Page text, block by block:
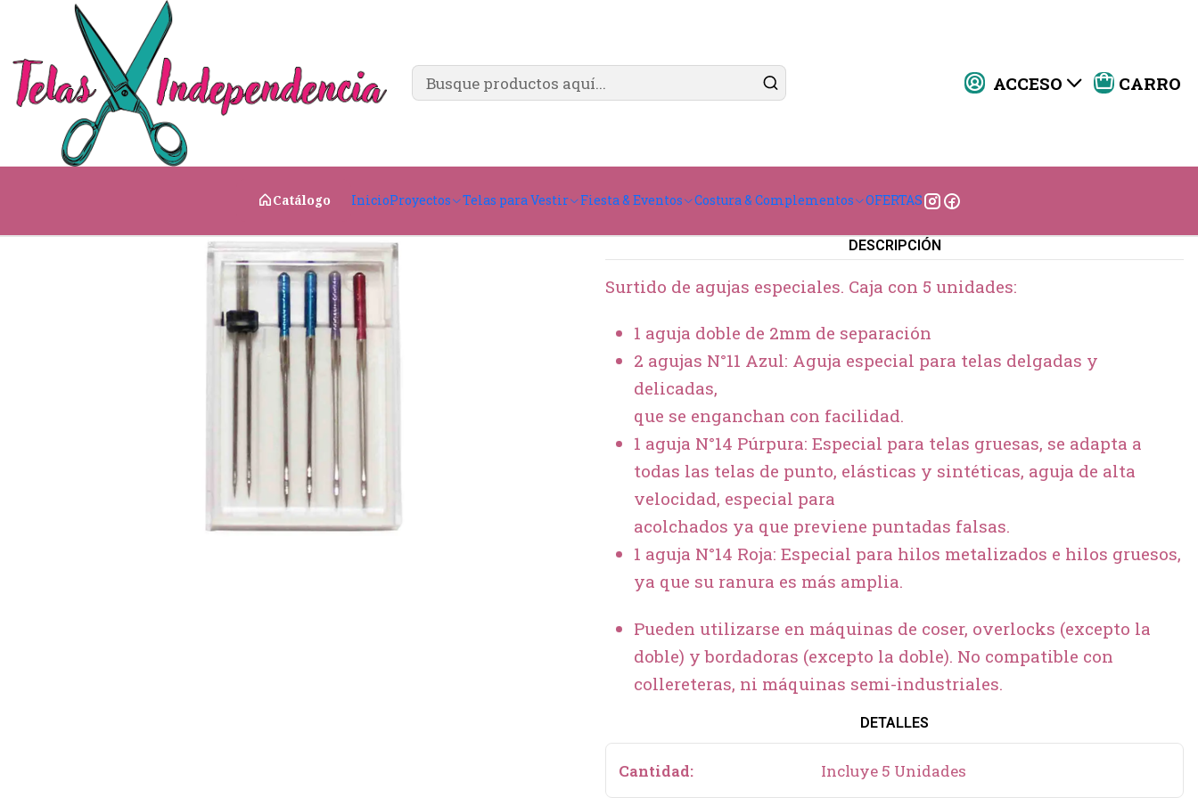
ACCESO CARRO
Catálogo InicioProyectos Telas para Vestir Fiesta & Eventos Costura & Complementos OFERTAS
Costura & Complementos
Agujas Janome Doble y Colores
Agregar al Carro Comprar ahora
DESCRIPCIÓN
Surtido de agujas especiales. Caja con 5 unidades:
1 aguja doble de 2mm de separación
2 agujas N°11 Azul: Aguja especial para telas delgadas y
delicadas,
que se enganchan con facilidad.
1 aguja N°14 Púrpura: Especial para telas gruesas, se adapta a
todas las telas de punto, elásticas y sintéticas, aguja de alta
velocidad, especial para
acolchados ya que previene puntadas falsas.
1 aguja N°14 Roja: Especial para hilos metalizados e hilos gruesos,
ya que su ranura es más amplia.
Pueden utilizarse en máquinas de coser, overlocks (excepto la
doble) y bordadoras (excepto la doble). No compatible con
collereteras, ni máquinas semi-industriales.
DETALLES
Cantidad: Incluye 5 Unidades